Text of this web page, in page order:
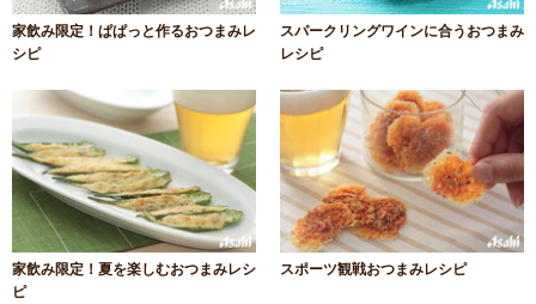
家飲み限定！ぱぱっと作るおつまみレ
シピ
スパークリングワインに合うおつまみ
レシピ
家飲み限定！夏を楽しむおつまみレシ
ピ
スポーツ観戦おつまみレシピ